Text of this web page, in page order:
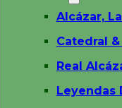
Alcázar,
Catedral
Real
Leyendas